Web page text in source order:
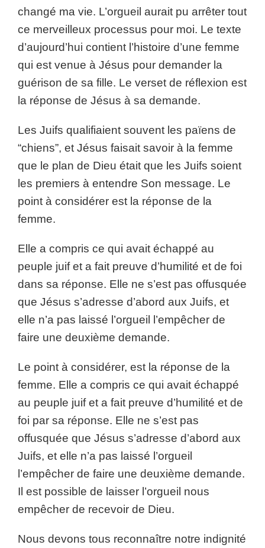
changé ma vie. L’orgueil aurait pu arrêter tout
ce merveilleux processus pour moi. Le texte
d’aujourd’hui contient l’histoire d’une femme
qui est venue à Jésus pour demander la
guérison de sa fille. Le verset de réflexion est
la réponse de Jésus à sa demande.
Les Juifs qualifiaient souvent les païens de
“chiens”, et Jésus faisait savoir à la femme
que le plan de Dieu était que les Juifs soient
les premiers à entendre Son message. Le
point à considérer est la réponse de la
femme.
Elle a compris ce qui avait échappé au
peuple juif et a fait preuve d’humilité et de foi
dans sa réponse. Elle ne s’est pas offusquée
que Jésus s’adresse d’abord aux Juifs, et
elle n’a pas laissé l’orgueil l’empêcher de
faire une deuxième demande.
Le point à considérer, est la réponse de la
femme. Elle a compris ce qui avait échappé
au peuple juif et a fait preuve d’humilité et de
foi par sa réponse. Elle ne s’est pas
offusquée que Jésus s’adresse d’abord aux
Juifs, et elle n’a pas laissé l’orgueil
l’empêcher de faire une deuxième demande.
Il est possible de laisser l’orgueil nous
empêcher de recevoir de Dieu.
Nous devons tous reconnaître notre indignité